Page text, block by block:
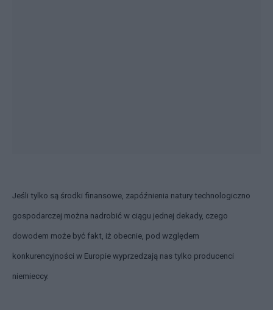
Jeśli tylko są środki finansowe, zapóźnienia natury technologiczno
gospodarczej można nadrobić w ciągu jednej dekady, czego
dowodem może być fakt, iż obecnie, pod względem
konkurencyjności w Europie wyprzedzają nas tylko producenci
niemieccy.